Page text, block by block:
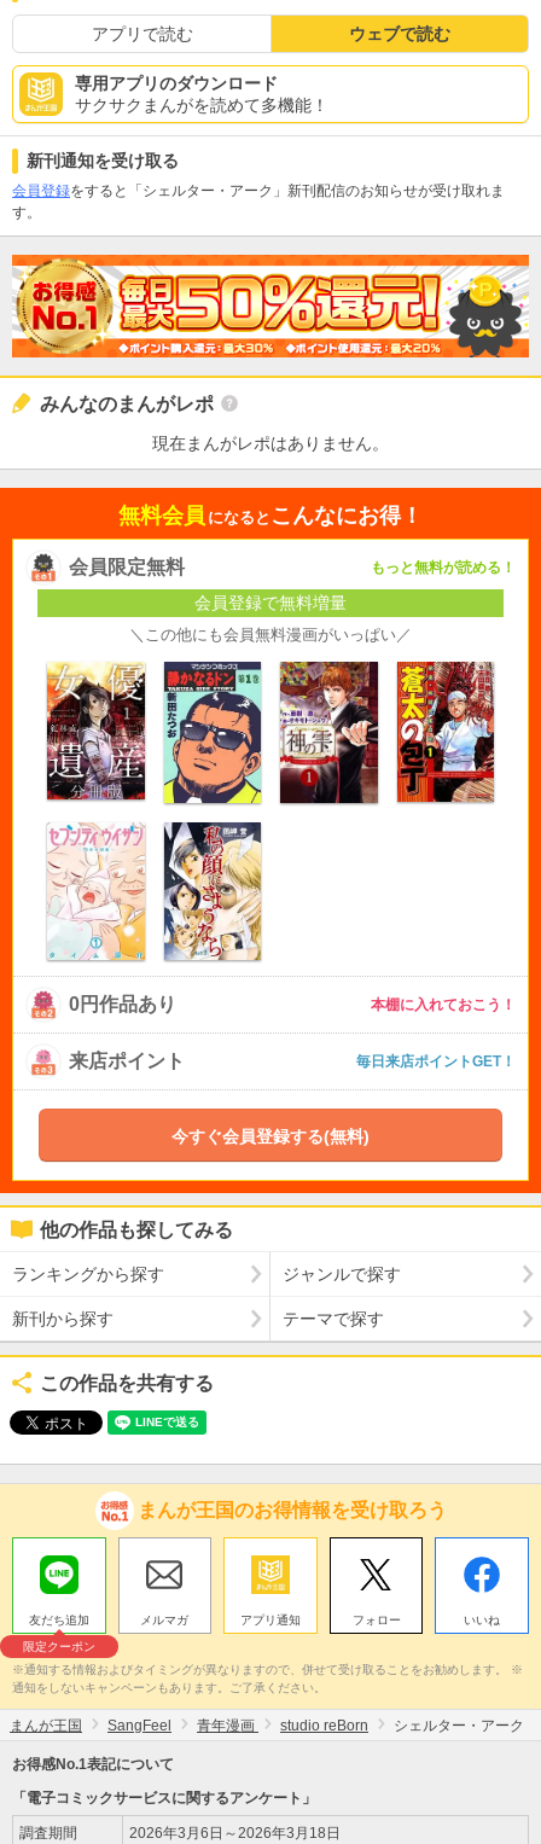
アプリで読む ウェブで読む
専用アプリのダウンロード
サクサクまんがを読めて多機能！
新刊通知を受け取る
会員登録をすると「シェルター・アーク」新刊配信のお知らせが受け取れま
す。
みんなのまんがレポ
現在まんがレポはありません。
無料会員 になると こんなにお得！
会員限定無料 もっと無料が読める！
会員登録で無料増量
＼この他にも会員無料漫画がいっぱい／
0円作品あり 本棚に入れておこう！
来店ポイント 毎日来店ポイントGET！
今すぐ会員登録する(無料)
他の作品も探してみる
ランキングから探す ジャンルで探す
新刊から探す テーマで探す
この作品を共有する
まんが王国のお得情報を受け取ろう
友だち追加
限定クーポン
メルマガ アプリ通知 フォロー いいね
※通知する情報およびタイミングが異なりますので、併せて受け取ることをお勧めします。 ※
通知をしないキャンペーンもあります。ご了承ください。
まんが王国 SangFeel 青年漫画 studio reBorn シェルター・アーク
お得感No.1表記について
「電子コミックサービスに関するアンケート」
調査期間 2026年3月6日～2026年3月18日